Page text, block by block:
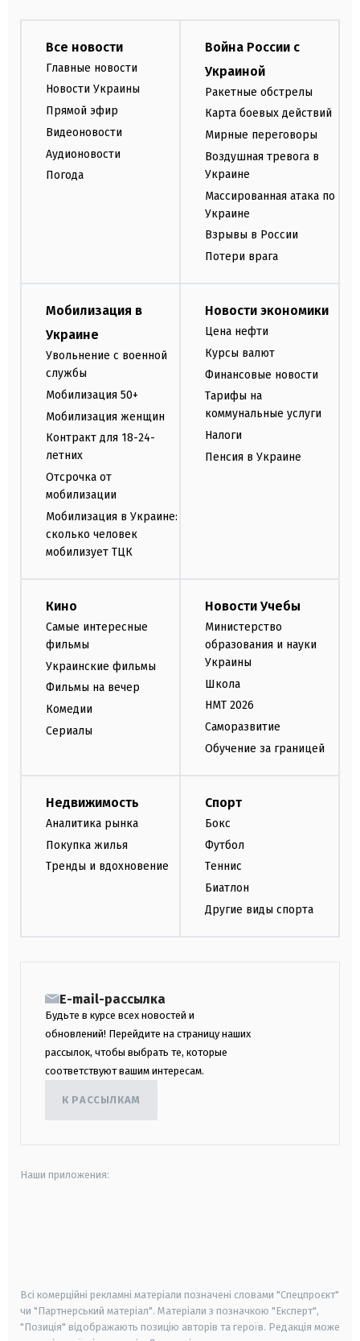
Все новости
Главные новости
Новости Украины
Прямой эфир
Видеоновости
Аудионовости
Погода
Война России с
Украиной
Ракетные обстрелы
Карта боевых действий
Мирные переговоры
Воздушная тревога в
Украине
Массированная атака по
Украине
Взрывы в России
Потери врага
Мобилизация в
Украине
Увольнение с военной
службы
Мобилизация 50+
Мобилизация женщин
Контракт для 18-24-
летних
Отсрочка от
мобилизации
Мобилизация в Украине:
сколько человек
мобилизует ТЦК
Новости экономики
Цена нефти
Курсы валют
Финансовые новости
Тарифы на
коммунальные услуги
Налоги
Пенсия в Украине
Кино
Самые интересные
фильмы
Украинские фильмы
Фильмы на вечер
Комедии
Сериалы
Новости Учебы
Министерство
образования и науки
Украины
Школа
НМТ 2026
Саморазвитие
Обучение за границей
Недвижимость
Аналитика рынка
Покупка жилья
Тренды и вдохновение
Спорт
Бокс
Футбол
Теннис
Биатлон
Другие виды спорта
E-mail-рассылка
Будьте в курсе всех новостей и
обновлений! Перейдите на страницу наших
рассылок, чтобы выбрать те, которые
соответствуют вашим интересам.
К РАССЫЛКАМ
Наши приложения:
Всі комерційні рекламні матеріали позначені словами "Спецпроєкт"
чи "Партнерський матеріал". Матеріали з позначкою "Експерт",
"Позиція" відображають позицію авторів та героїв. Редакція може